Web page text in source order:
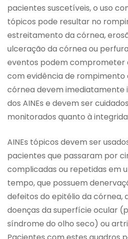
pacientes suscetíveis, o uso
tópicos pode resultar no
estreitamento da córnea,
ulceração da córnea ou
eventos podem comprometer
com evidência de rompimento
córnea devem imediatamente
dos AINEs e devem ser
monitorados quanto à
AINEs tópicos devem ser
pacientes que passaram por
complicadas ou repetidas em
tempo, que possuem
defeitos do epitélio da córnea,
doenças da superfície ocular
síndrome do olho seco) ou